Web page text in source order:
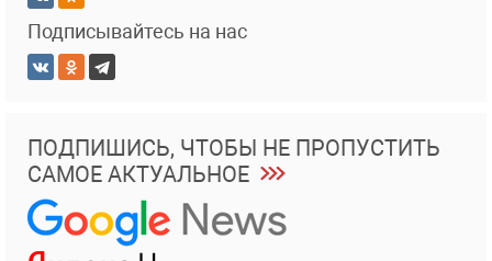
Подписывайтесь на нас
ПОДПИШИСЬ, ЧТОБЫ НЕ ПРОПУСТИТЬ
САМОЕ АКТУАЛЬНОЕ